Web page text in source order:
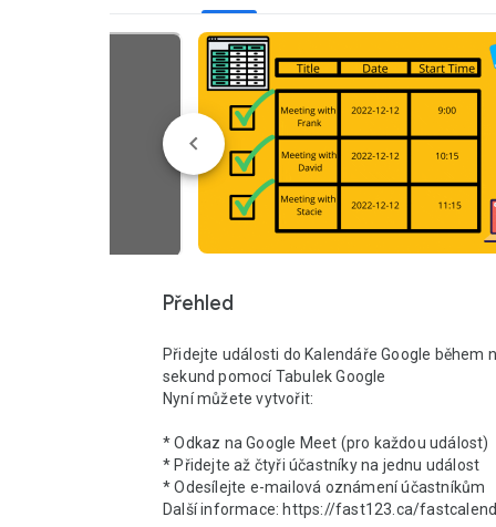
Přehled
Přidejte události do Kalendáře Google během
sekund pomocí Tabulek Google
Nyní můžete vytvořit:
* Odkaz na Google Meet (pro každou událost)
* Přidejte až čtyři účastníky na jednu událost
* Odesílejte e-mailová oznámení účastníkům
Další informace: https://fast123.ca/